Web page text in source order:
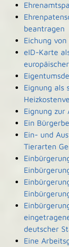
beantragen
Eichung
eID-Karte
Eignung als
Eignung zur
Ein
Ein- und
Tierarten
deutscher
Eine